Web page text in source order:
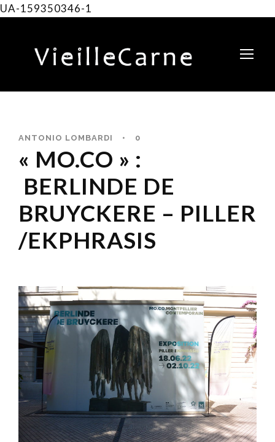
UA-159350346-1
ANTONIO LOMBARDI • 0
« MO.CO » :
BERLINDE DE
BRUYCKERE – PILLER
/EKPHRASIS